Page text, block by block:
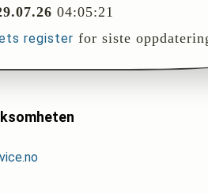
04:05:21
register for siste